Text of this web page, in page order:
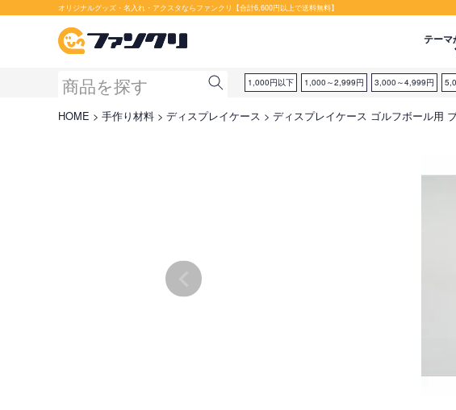
オリジナルグッズ・名入れ・アクスタならファンクリ【合計6,600円以上で送料無料】
テーマ
1,000円以下 1,000～2,999円 3,000～4,999円
HOME 手作り材料 ディスプレイケース ディスプレイケース ゴルフボール用